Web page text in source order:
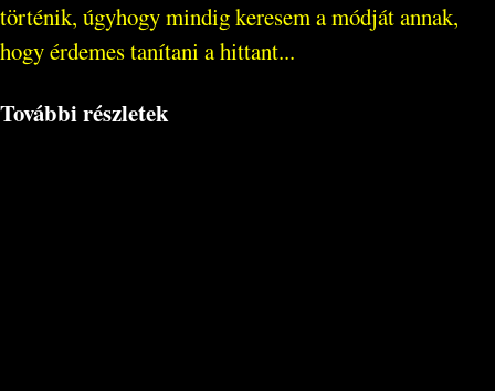
történik, úgyhogy mindig keresem a módját annak,
hogy érdemes tanítani a hittant...
További részletek